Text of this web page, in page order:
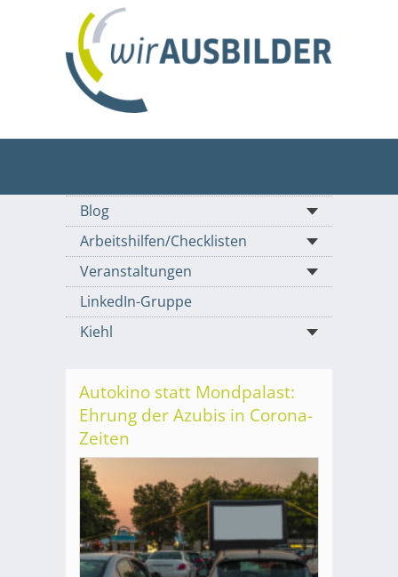
Blog
Arbeitshilfen/Checklisten
Veranstaltungen
LinkedIn-Gruppe
Kiehl
Autokino statt Mondpalast:
Ehrung der Azubis in Corona-
Zeiten